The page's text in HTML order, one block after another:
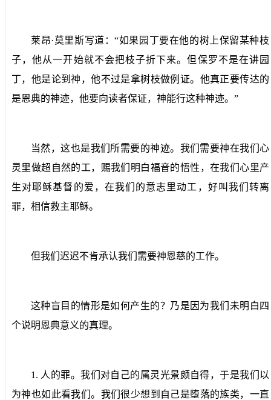
莱昂·莫里斯写道：“如果园丁要在他的树上保留某种枝
子，他从一开始就不会把枝子折下来。但保罗不是在讲园
丁，他是论到神，他不过是拿树枝做例证。他真正要传达的
是恩典的神迹，他要向读者保证，神能行这种神迹。”
当然，这也是我们所需要的神迹。我们需要神在我们心
灵里做超自然的工，赐我们明白福音的悟性，在我们心里产
生对耶稣基督的爱，在我们的意志里动工，好叫我们转离
罪，相信救主耶稣。
但我们迟迟不肯承认我们需要神恩慈的工作。
这种盲目的情形是如何产生的？乃是因为我们未明白四
个说明恩典意义的真理。
1. 人的罪。我们对自己的属灵光景颇自得，于是我们以
为神也如此看我们。我们很少想到自己是堕落的族类，一直